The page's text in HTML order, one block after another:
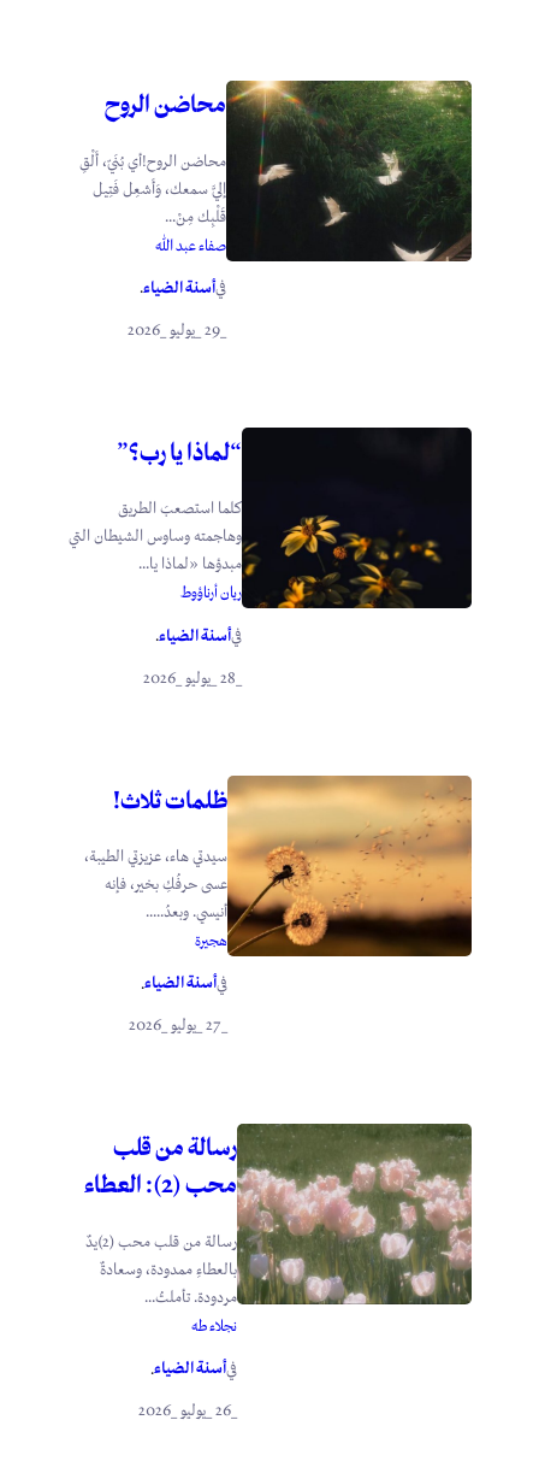
محاضن الروح
محاضن الروح!أي بُنَيّ، أَلْقِ
إليَّ سمعك، وَأَشعِل فَتِيل
قَلْبِك مِنْ...
صفاء عبد الله
فيأسنة الضياء.
“لماذا يا رب؟”
كلما استصعبَ الطريق
وهاجمته وساوس الشيطان التي
مبدؤها «لماذا يا...
ريان أرناؤوط
فيأسنة الضياء.
ظلمات ثلاث!
سيدتي هاء، عزيزتي الطيبة،
عسى حرفُكِ بخير، فإنه
أنيسي. وبعدُ.....
هجيرة
فيأسنة الضياء.
رسالة من قلب
محب (2): العطاء
رسالة من قلب محب (2)يدٌ
بالعطاءِ ممدودة، وسعادةٌ
مردودة. تأملتُ...
نجلاء طه
فيأسنة الضياء.
_26 _يوليو _2026